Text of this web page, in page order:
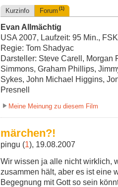
Kurzinfo Forum (1)
Evan Allmächtig
USA 2007, Laufzeit: 95 Min.,
Regie: Tom Shadyac
Darsteller: Steve Carell, Morgan
Simmons, Graham Phillips,
Sykes, John Michael Higgins,
Presnell
Meine Meinung zu diesem Film
märchen?!
pingu (1), 19.08.2007
Wir wissen ja alle nicht wirklich,
zusammen hält, aber es ist eine
Begegnung mit Gott so sein